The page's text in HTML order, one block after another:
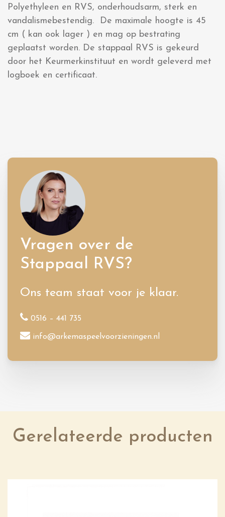
Polyethyleen en RVS, onderhoudsarm, sterk en
vandalismebestendig. De maximale hoogte is 45
cm ( kan ook lager ) en mag op bestrating
geplaatst worden. De stappaal RVS is gekeurd
door het Keurmerkinstituut en wordt geleverd met
logboek en certificaat.
Vragen over de
Stappaal RVS?
Ons team staat voor je klaar.
0516 – 441 735
info@arkemaspeelvoorzieningen.nl
Gerelateerde producten